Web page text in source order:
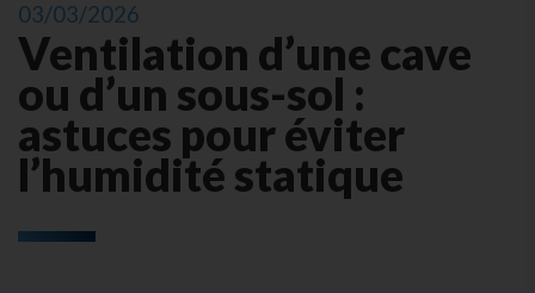
03/03/2026
Ventilation d’une cave
ou d’un sous-sol :
astuces pour éviter
l’humidité statique